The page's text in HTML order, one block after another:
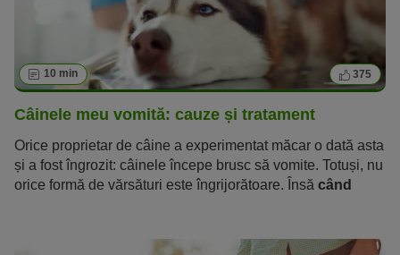
10 min 375
Câinele meu vomită: cauze și tratament
Orice proprietar de câine a experimentat măcar o dată asta
și a fost îngrozit: câinele începe brusc să vomite. Totuși, nu
orice formă de vărsături este îngrijorătoare. Însă când
Și cum îmi pot ajuta prietenul